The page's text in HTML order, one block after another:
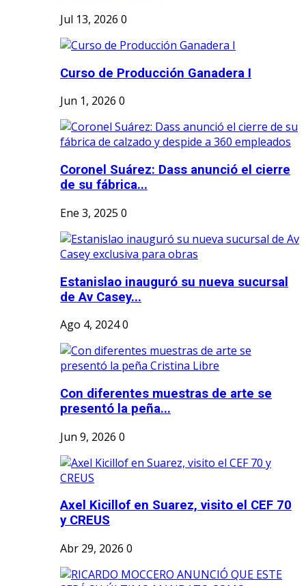
Jul 13, 2026 0
Curso de Producción Ganadera I
Jun 1, 2026 0
Coronel Suárez: Dass anunció el cierre
de su fábrica...
Ene 3, 2025 0
Estanislao inauguró su nueva sucursal
de Av Casey...
Ago 4, 20240
Con diferentes muestras de arte se
presentó la peña...
Jun 9, 2026 0
Axel Kicillof en Suarez, visito el CEF 70
y CREUS
Abr 29, 2026 0